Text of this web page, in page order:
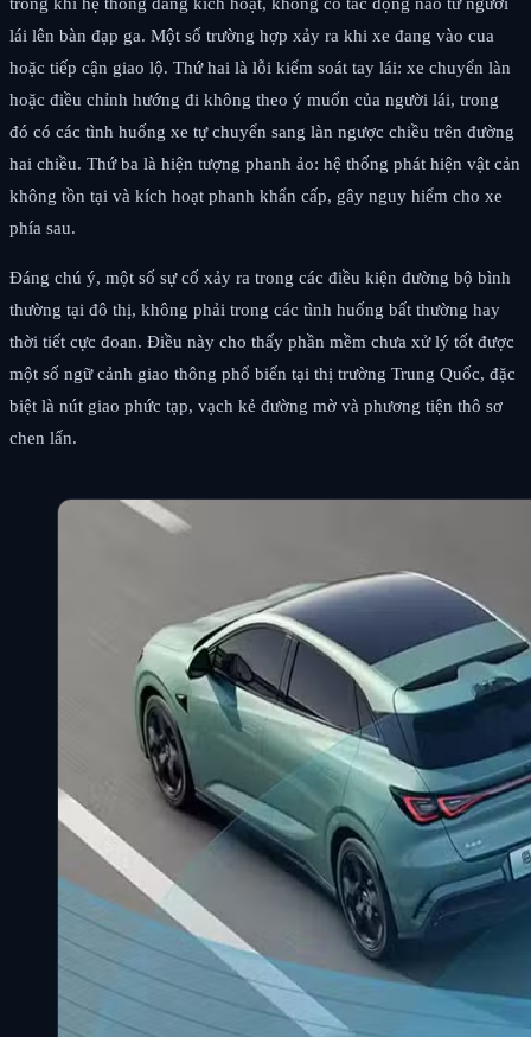
lái lên bàn đạp ga. Một số trường hợp xảy ra khi xe đang vào cua
hoặc tiếp cận giao lộ. Thứ hai là lỗi kiểm soát tay lái: xe chuyển làn
hoặc điều chỉnh hướng đi không theo ý muốn của người lái, trong
đó có các tình huống xe tự chuyển sang làn ngược chiều trên đường
hai chiều. Thứ ba là hiện tượng phanh ảo: hệ thống phát hiện vật cản
không tồn tại và kích hoạt phanh khẩn cấp, gây nguy hiểm cho xe
phía sau.
Đáng chú ý, một số sự cố xảy ra trong các điều kiện đường bộ bình
thường tại đô thị, không phải trong các tình huống bất thường hay
thời tiết cực đoan. Điều này cho thấy phần mềm chưa xử lý tốt được
một số ngữ cảnh giao thông phổ biến tại thị trường Trung Quốc, đặc
biệt là nút giao phức tạp, vạch kẻ đường mờ và phương tiện thô sơ
chen lấn.